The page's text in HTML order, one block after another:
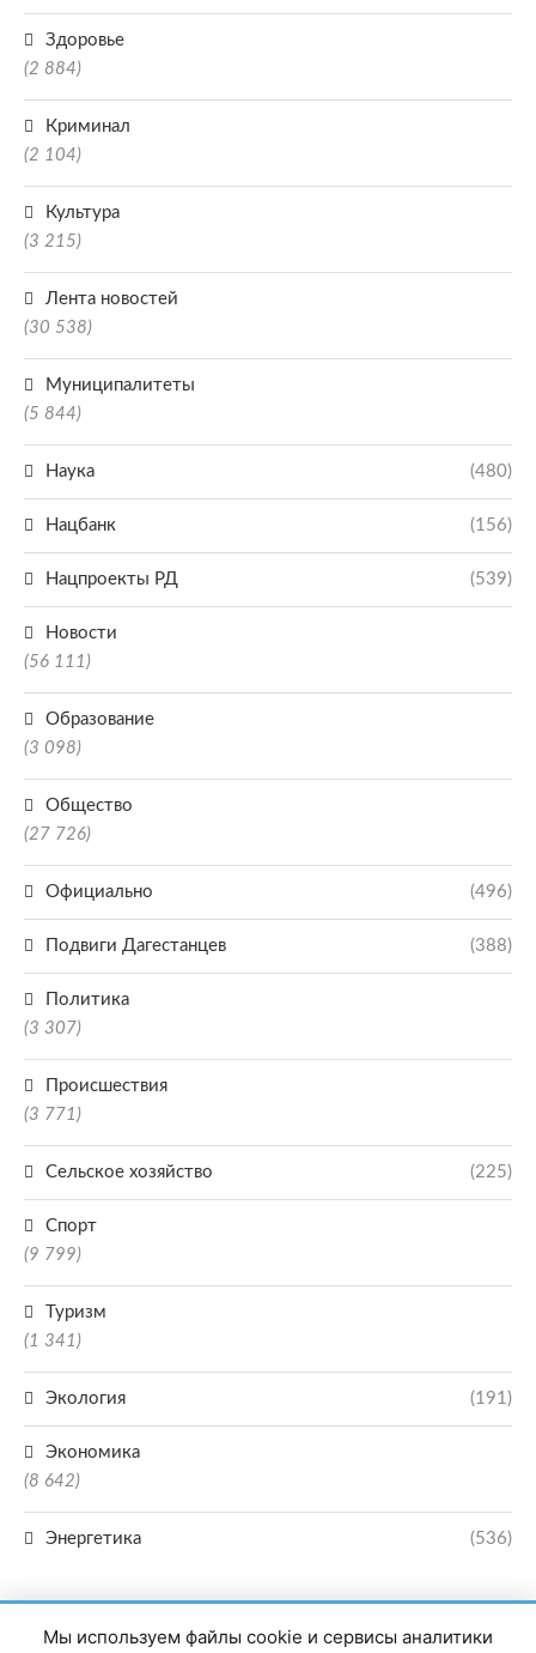
Здоровье
(2 884)
Криминал
(2 104)
Культура
(3 215)
Лента новостей
(30 538)
Муниципалитеты
(5 844)
Наука (480)
Нацбанк (156)
Нацпроекты РД (539)
Новости
(56 111)
Образование
(3 098)
Общество
(27 726)
Официально (496)
Подвиги Дагестанцев (388)
Политика
(3 307)
Происшествия
(3 771)
Сельское хозяйство (225)
Спорт
(9 799)
Туризм
(1 341)
Экология (191)
Экономика
(8 642)
Энергетика (536)
Мы используем файлы cookie и сервисы аналитики